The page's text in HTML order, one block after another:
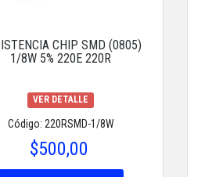
CHIP SMD (0805)
1/8W 5% 220E 220R
VER DETALLE
Código: 220RSMD-1/8W
$500,00